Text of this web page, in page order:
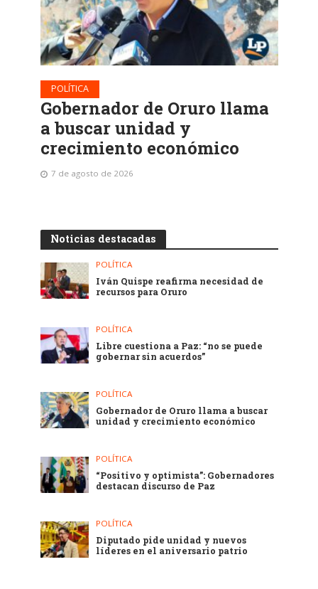
POLÍTICA
Gobernador de Oruro llama
a buscar unidad y
crecimiento económico
7 de agosto de 2026
Noticias destacadas
POLÍTICA
Iván Quispe reafirma necesidad de
recursos para Oruro
POLÍTICA
Libre cuestiona a Paz: “no se puede
gobernar sin acuerdos”
POLÍTICA
Gobernador de Oruro llama a buscar
unidad y crecimiento económico
POLÍTICA
“Positivo y optimista”: Gobernadores
destacan discurso de Paz
POLÍTICA
Diputado pide unidad y nuevos
líderes en el aniversario patrio